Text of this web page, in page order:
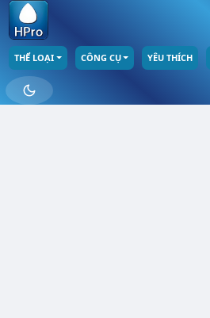
THỂ LOẠI CÔNG CỤ YÊU THÍCH